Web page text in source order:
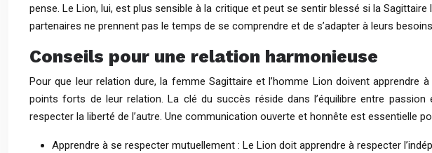
pense. Le Lion, lui, est plus sensible à la critique et peut se sentir blessé si la
partenaires ne prennent pas le temps de se comprendre et de s’adapter à leurs
Conseils pour une relation harmonieuse
Pour que leur relation dure, la femme Sagittaire et l’homme Lion doivent
points forts de leur relation. La clé du succès réside dans l’équilibre entre
respecter la liberté de l’autre. Une communication ouverte et honnête est essentielle
Apprendre à se respecter mutuellement : Le Lion doit apprendre à respecter